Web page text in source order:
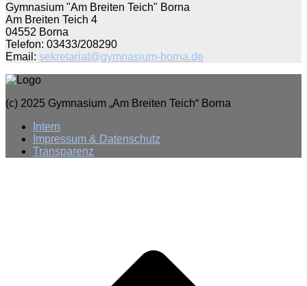
Gymnasium "Am Breiten Teich" Borna
Am Breiten Teich 4
04552 Borna
Telefon: 03433/208290
Email: sekretariat@gymnasium-borna.de
(c) 2025 Gymnasium „Am Breiten Teich“ Borna
Intern
Impressum & Datenschutz
Transparenz